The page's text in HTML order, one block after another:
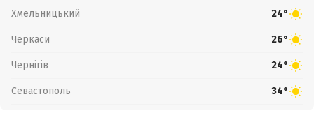
Хмельницький 24°
Черкаси 26°
Чернігів 24°
Севастополь 34°